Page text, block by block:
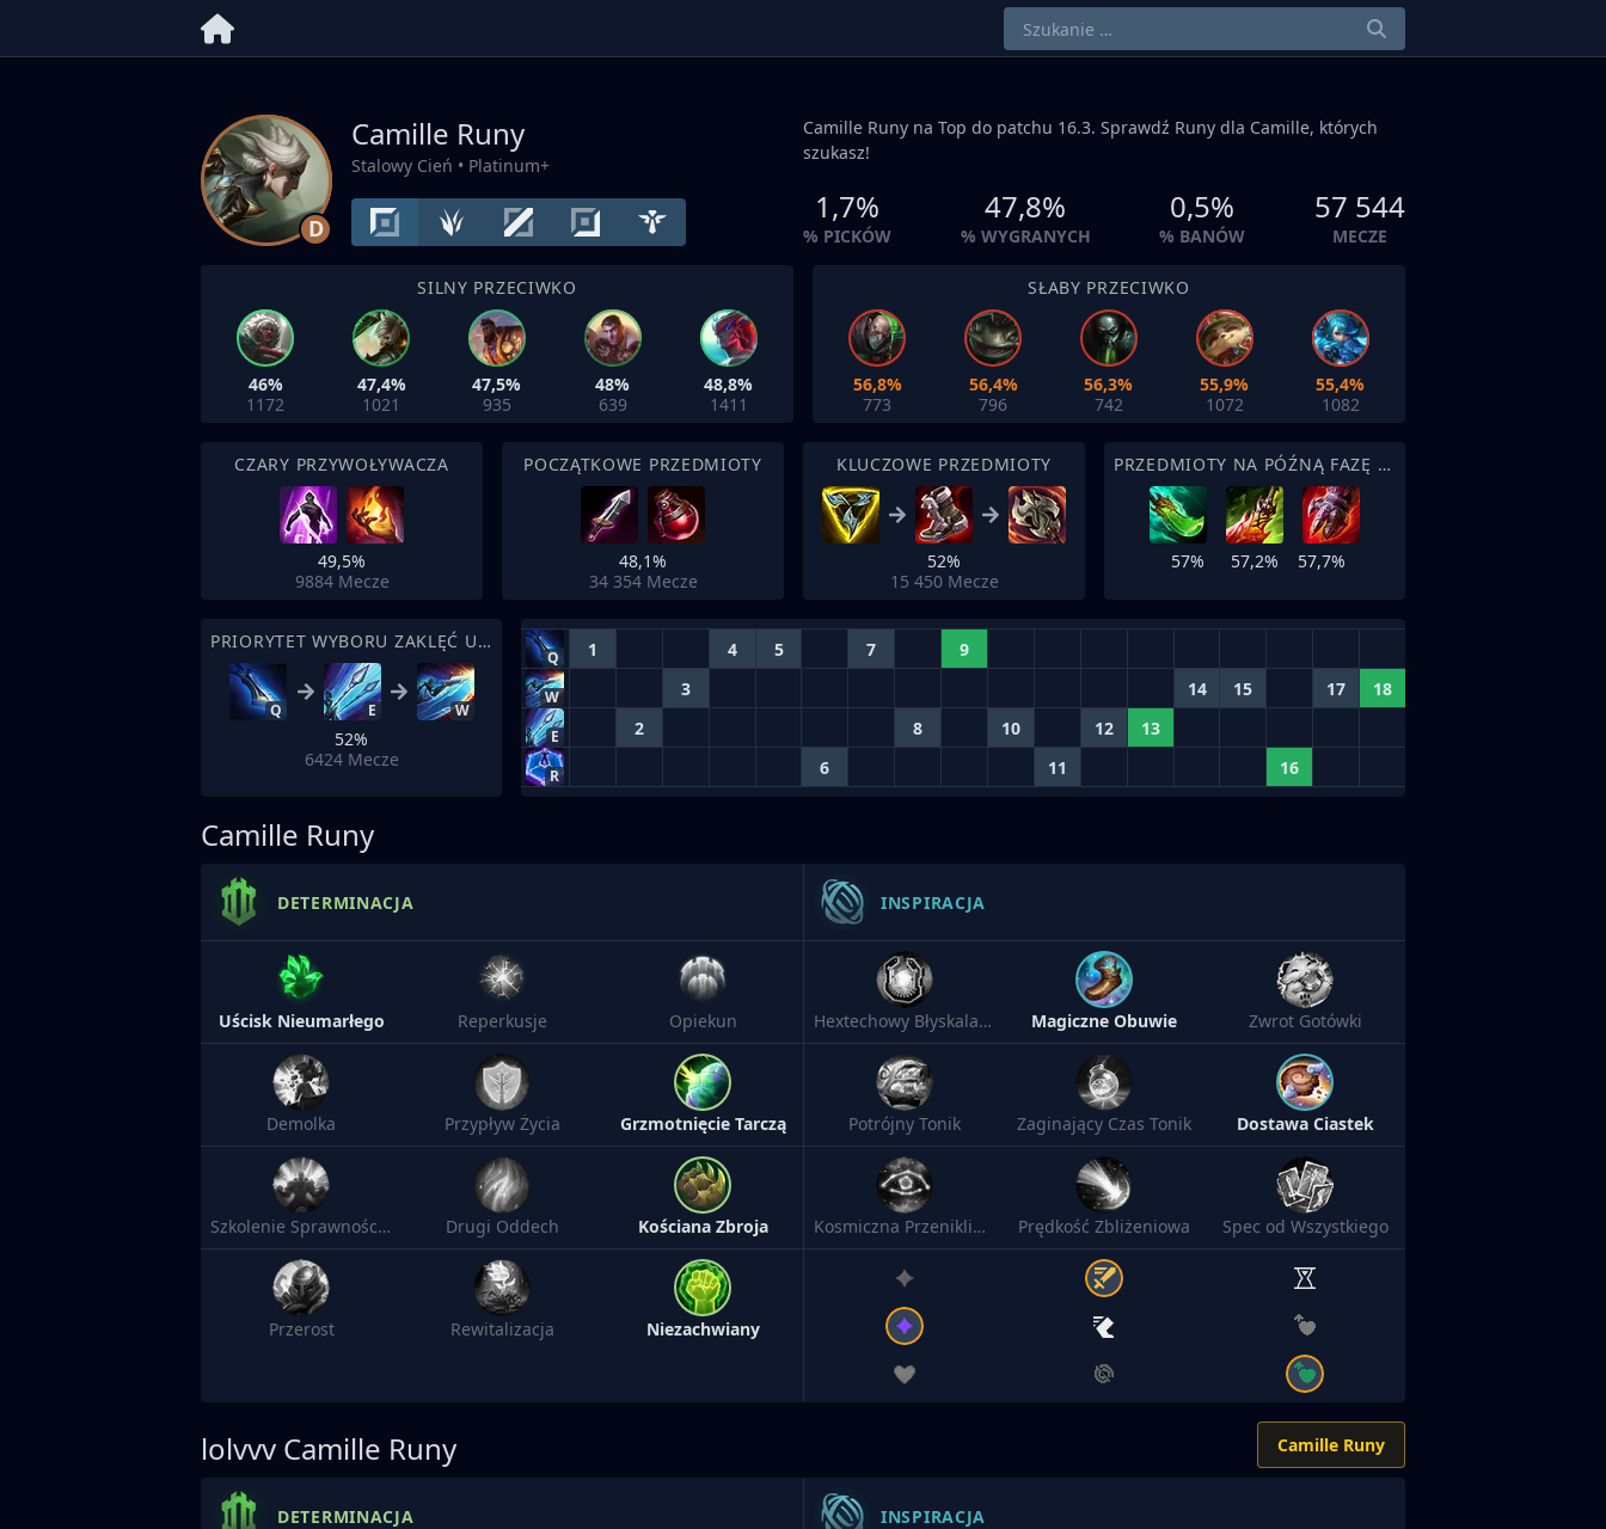
D
Camille Runy
Stalowy Cień • Platinum+
Camille Runy na Top do patchu 16.3. Sprawdź Runy dla Camille, których
szukasz!
1,7%
% PICKÓW
47,8%
% WYGRANYCH
0,5%
% BANÓW
57 544
MECZE
SILNY PRZECIWKO
46%
1172
47,4%
1021
47,5%
935
48%
639
48,8%
1411
SŁABY PRZECIWKO
56,8%
773
56,4%
796
56,3%
742
55,9%
1072
55,4%
1082
CZARY PRZYWOŁYWACZA
49,5%
9884 Mecze
POCZĄTKOWE PRZEDMIOTY
48,1%
34 354 Mecze
KLUCZOWE PRZEDMIOTY
52%
15 450 Mecze
PRZEDMIOTY NA PÓŹNĄ FAZĘ MECZU
57% 57,2% 57,7%
PRIORYTET WYBORU ZAKLĘĆ UMIEJĘTNOŚCI
Q E W
52%
6424 Mecze
Q 1 4 5 7 9
W 3 14 15 17 18
E 2 8 10 12 13
R 6 11 16
Camille Runy
DETERMINACJA
Uścisk Nieumarłego Reperkusje Opiekun
Demolka Przypływ Życia Grzmotnięcie Tarczą
Szkolenie Sprawnościowe Drugi Oddech Kościana Zbroja
Przerost Rewitalizacja Niezachwiany
INSPIRACJA
Hextechowy Błyskalazek Magiczne Obuwie Zwrot Gotówki
Potrójny Tonik Zaginający Czas Tonik Dostawa Ciastek
Kosmiczna Przenikliwość Prędkość Zbliżeniowa Spec od Wszystkiego
lolvvv Camille Runy Camille Runy
DETERMINACJA INSPIRACJA